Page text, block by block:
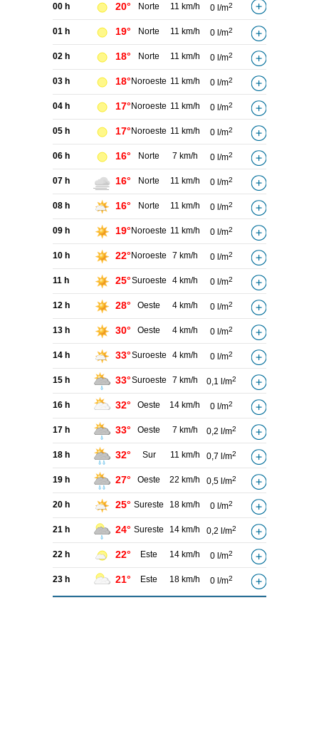
00 h 20° Norte 11 km/h 0 l/m2
01 h 19° Norte 11 km/h 0 l/m2
02 h 18° Norte 11 km/h 0 l/m2
03 h 18° Noroeste 11 km/h 0 l/m2
04 h 17° Noroeste 11 km/h 0 l/m2
05 h 17° Noroeste 11 km/h 0 l/m2
06 h 16° Norte 7 km/h 0 l/m2
07 h 16° Norte 11 km/h 0 l/m2
08 h 16° Norte 11 km/h 0 l/m2
09 h 19° Noroeste 11 km/h 0 l/m2
10 h 22° Noroeste 7 km/h 0 l/m2
11 h 25°Suroeste 4 km/h 0 l/m2
12 h 28° Oeste 4 km/h 0 l/m2
13 h 30° Oeste 4 km/h 0 l/m2
14 h 33°Suroeste 4 km/h 0 l/m2
15 h 33°Suroeste 7 km/h 0,1 l/m2
16 h 32° Oeste 14 km/h 0 l/m2
17 h 33° Oeste 7 km/h 0,2 l/m2
18 h 32° Sur 11 km/h 0,7 l/m2
19 h 27° Oeste 22 km/h 0,5 l/m2
20 h 25° Sureste 18 km/h 0 l/m2
21 h 24° Sureste 14 km/h 0,2 l/m2
22 h 22° Este 14 km/h 0 l/m2
23 h 21° Este 18 km/h 0 l/m2